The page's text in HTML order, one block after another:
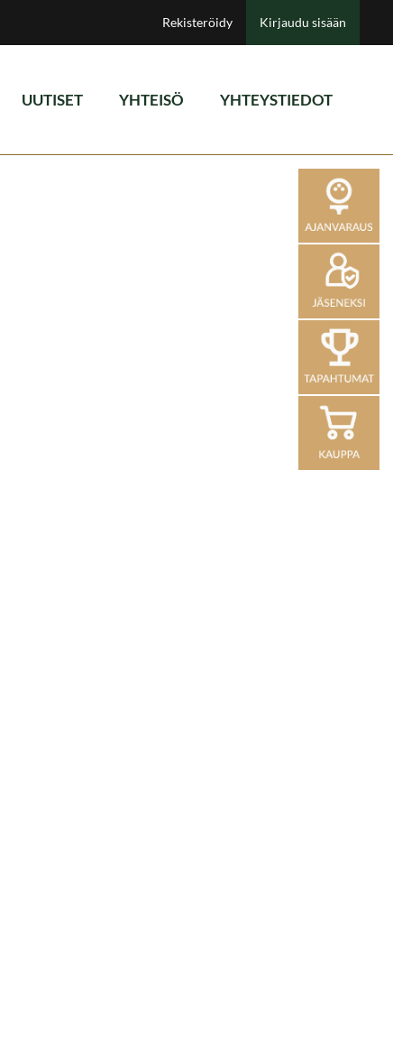
Rekisteröidy Kirjaudu sisään
UUTISET YHTEISÖ YHTEYSTIEDOT